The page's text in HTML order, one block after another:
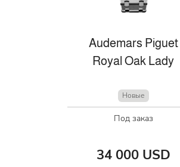
Audemars Piguet
Royal Oak Lady
Новые
Под заказ
34 000 USD